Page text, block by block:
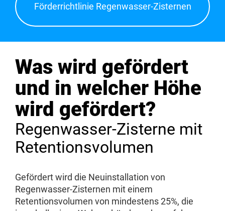
Förderrichtlinie Regenwasser-Zisternen
Was wird gefördert
und in welcher Höhe
wird gefördert?
Regenwasser-Zisterne mit
Retentionsvolumen
Gefördert wird die Neuinstallation von
Regenwasser-Zisternen mit einem
Retentionsvolumen von mindestens 25%, die